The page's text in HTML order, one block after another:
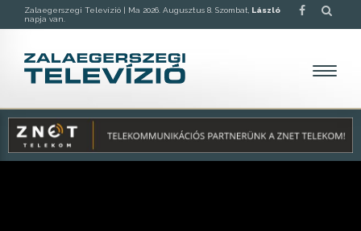
Zalaegerszegi Televízió | Ma 2026. Augusztus 8. Szombat, László
napja van.